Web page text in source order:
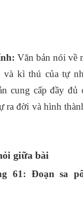
Văn bản nói về
và kì thú của tự
cung cấp đầy đủ
ra đời và hình
giữa bài
61: Đoạn sa